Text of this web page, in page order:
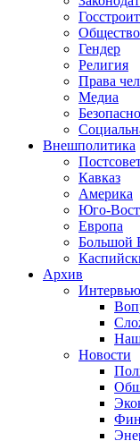
Общество
Гендер
Религия
Права
Медиа
Внешполитика
Кавказ
Америка
Юго-
Европа
Большой
Архив
Интервью
Новости